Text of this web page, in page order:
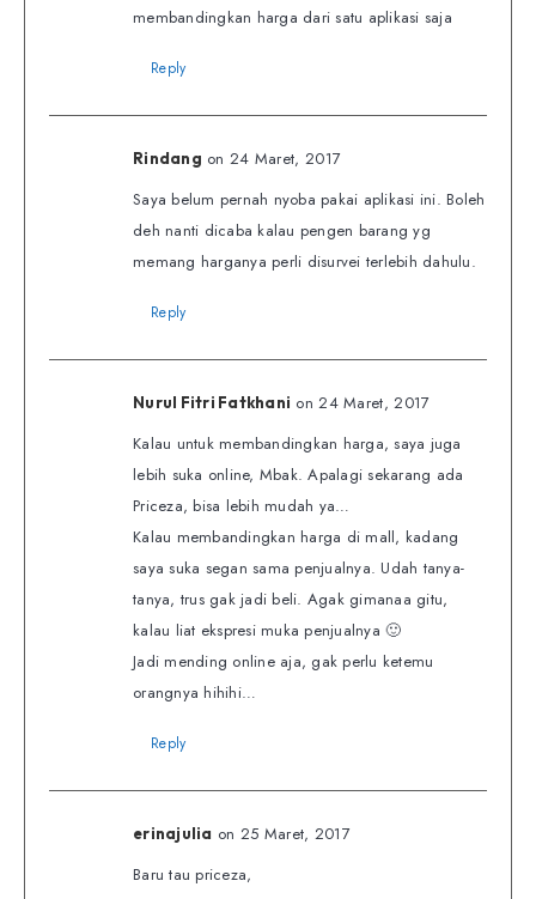
membandingkan harga dari satu aplikasi saja
Reply
Rindang on 24 Maret, 2017
Saya belum pernah nyoba pakai aplikasi ini. Boleh
deh nanti dicaba kalau pengen barang yg
memang harganya perli disurvei terlebih dahulu.
Reply
Nurul Fitri Fatkhani on 24 Maret, 2017
Kalau untuk membandingkan harga, saya juga
lebih suka online, Mbak. Apalagi sekarang ada
Priceza, bisa lebih mudah ya…
Kalau membandingkan harga di mall, kadang
saya suka segan sama penjualnya. Udah tanya-
tanya, trus gak jadi beli. Agak gimanaa gitu,
kalau liat ekspresi muka penjualnya 🙂
Jadi mending online aja, gak perlu ketemu
orangnya hihihi…
Reply
erinajulia on 25 Maret, 2017
Baru tau priceza,